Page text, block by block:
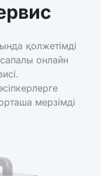
қолжетімді
онлайн
мерзімді